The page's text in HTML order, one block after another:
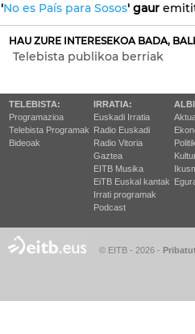
'No es País para Sosos' gaur
HAU ZURE INTERESEKOA BADA,
Telebista publikoa berriak
TELEBISTA:
Programazioa
Telebista Programak
Bideoak
IRRATIA:
Euskadi Irratia
Radio Euskadi
Radio Vitoria
Gaztea
EITB Musika
EiTB Euskal kantak
Irrati programak
Podcast
© EITB - 2026 -